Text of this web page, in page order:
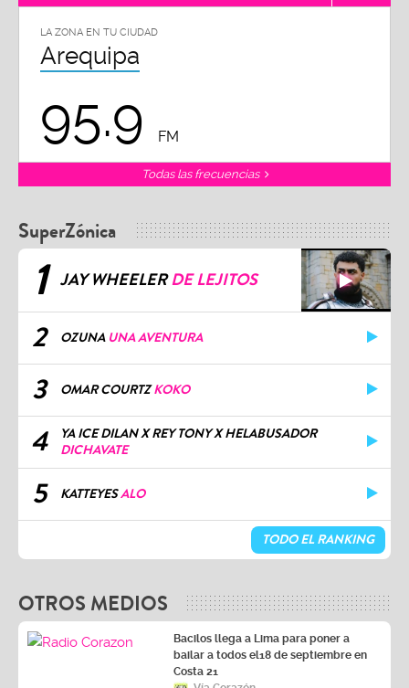
LA ZONA EN TU CIUDAD
Arequipa
95.9 FM
Todas las frecuencias
SuperZónica
1 JAY WHEELERDE LEJITOS
2 OZUNA UNA AVENTURA
3 OMAR COURTZKOKO
4
YA ICE DILAN X REY TONY X HELABUSADOR
DICHAVATE
5 KATTEYESALO
TODO EL RANKING
OTROS MEDIOS
Bacilos llega a Lima para poner a
bailar a todos el18 de septiembre en
Costa 21